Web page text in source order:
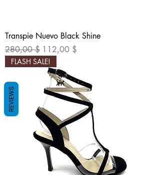
Transpie Nuevo Black Shine
Обычная цена
280,00 $ Цена со скидкой
112,00 $
FLASH SALE!
REVIEWS